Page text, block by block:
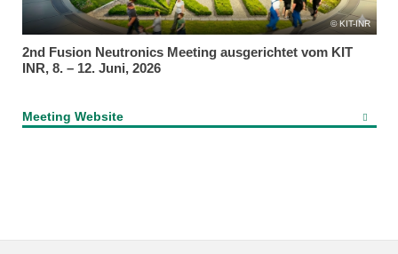
KIT-INR
2nd Fusion Neutronics Meeting ausgerichtet vom KIT
INR, 8. – 12. Juni, 2026
Meeting Website